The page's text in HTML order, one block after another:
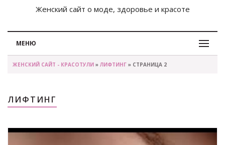
Женский сайт о моде, здоровье и красоте
МЕНЮ
ЖЕНСКИЙ САЙТ - КРАСОТУЛИ » ЛИФТИНГ » СТРАНИЦА 2
ЛИФТИНГ